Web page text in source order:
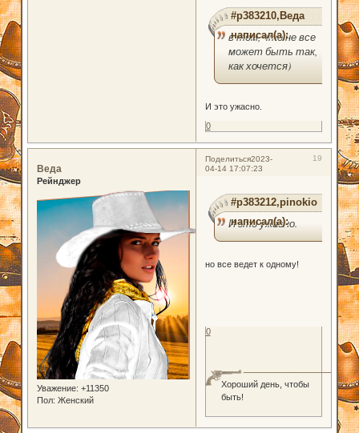
#p383210,Веда
написал(а):
в том, что не все
может быть так,
как хочется)
И это ужасно.
0
Поделиться 19
2023-
04-14 17:07:23
Веда
Рейнджер
Уважение: +11350
Пол: Женский
#p383212,pinokio
написал(а):
И это ужасно.
но все ведет к одному!
Хороший день, чтобы
быть!
0